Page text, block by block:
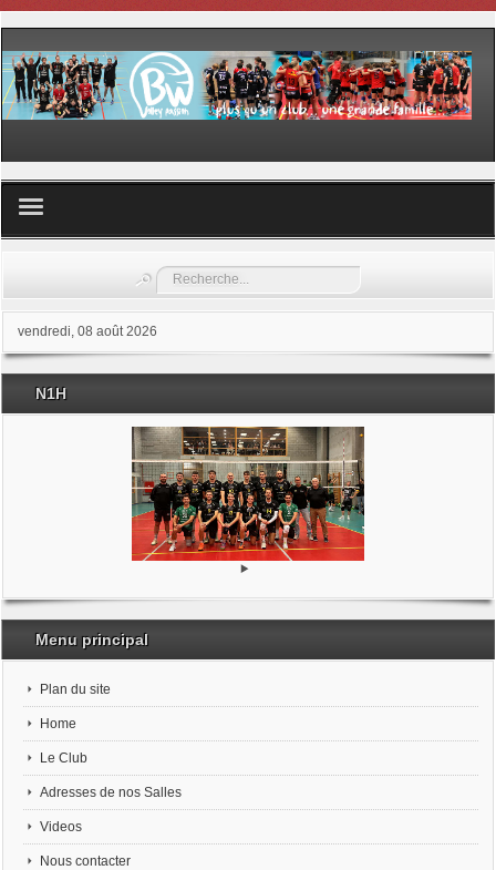
Les samedis du sport
Les stages
Documents
Rechercher
vendredi, 08 août 2026
N1H
Menu principal
Plan du site
Home
Le Club
Adresses de nos Salles
Videos
Nous contacter